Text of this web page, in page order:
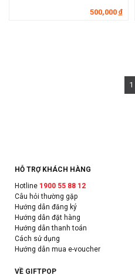
500,000 đ
1
HỖ TRỢ KHÁCH HÀNG
Hotline 1900 55 88 12
Câu hỏi thường gặp
Hướng dẫn đăng ký
Hướng dẫn đặt hàng
Hướng dẫn thanh toán
Cách sử dụng
Hướng dẫn mua e-voucher
VỀ GIFTPOP